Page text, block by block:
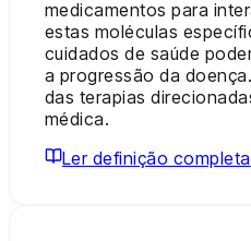
medicamentos para
estas moléculas
cuidados de saúde
a progressão da
das terapias
médica.
Ler definição completa